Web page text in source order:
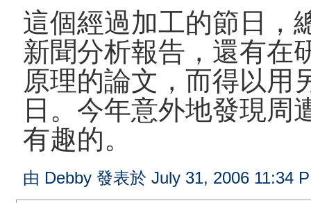
這個經過加工的節日，
新聞分析報告，還有在
原理的論文，而得以用
日。今年意外地發現周
有趣的。
由 Debby 發表於 July 31, 2006 11:34